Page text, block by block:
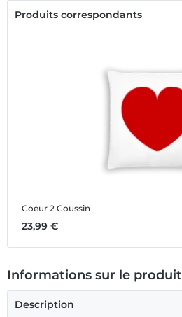
Produits correspondants
Coeur 2 Coussin
23,99 €
Informations sur le produit
Description